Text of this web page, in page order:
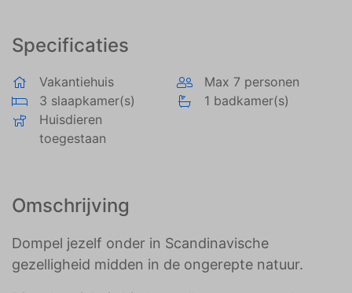
Specificaties
Vakantiehuis
Max 7 personen
3 slaapkamer(s)
1 badkamer(s)
Huisdieren
toegestaan
Omschrijving
Dompel jezelf onder in Scandinavische
gezelligheid midden in de ongerepte natuur.